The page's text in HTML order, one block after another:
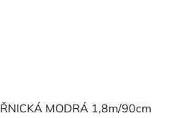
MODRÁ 1,8m/90cm